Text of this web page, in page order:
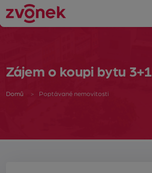
Zájem o koupi bytu 3+1
Domů Poptávané nemovitosti